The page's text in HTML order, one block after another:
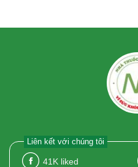
Liên kết với chúng tôi
41K liked